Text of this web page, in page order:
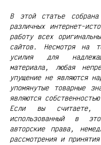
В этой статье
различных интернет-
работу всех
сайтов. Несмотря на
усилия для
материала, любая
упущение не являются
упомянутые товарные
являются
Если вы считаете,
использованный в
авторские права,
рассмотрения и